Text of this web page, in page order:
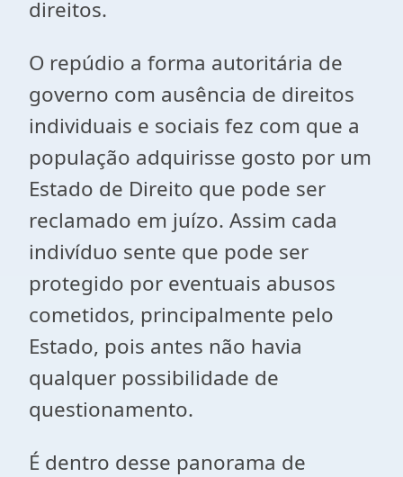
direitos.
O repúdio a forma autoritária de
governo com ausência de direitos
individuais e sociais fez com que a
população adquirisse gosto por um
Estado de Direito que pode ser
reclamado em juízo. Assim cada
indivíduo sente que pode ser
protegido por eventuais abusos
cometidos, principalmente pelo
Estado, pois antes não havia
qualquer possibilidade de
questionamento.
É dentro desse panorama de